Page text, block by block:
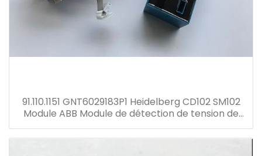
91.110.1151 GNT6029183P1 Heidelberg CD102 SM102
Module ABB Module de détection de tension de
courant Transformateur GNT7051052R1